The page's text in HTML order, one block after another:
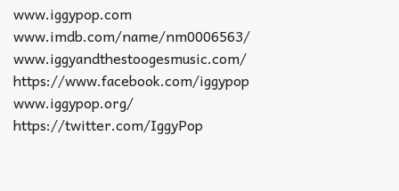
www.iggypop.com
www.imdb.com/name/nm0006563/‎
www.iggyandthestoogesmusic.com/
https://www.facebook.com/iggypop‎
www.iggypop.org/
https://twitter.com/IggyPop‎